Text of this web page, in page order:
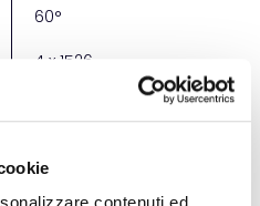
60°
4 x 1526
202x202x110
< 16